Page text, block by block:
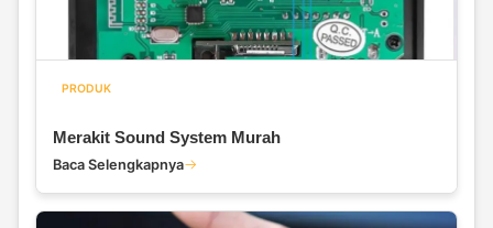
PRODUK
Merakit Sound System Murah
Baca Selengkapnya